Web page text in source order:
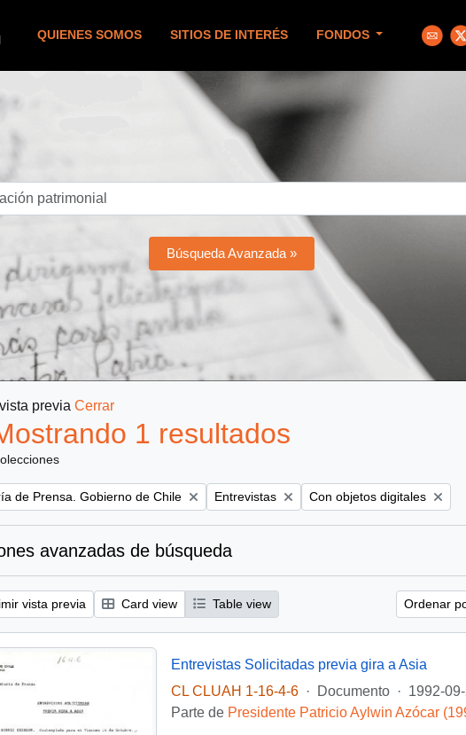
QUIENES SOMOS SITIOS DE INTERÉS FONDOS
Búsqueda Avanzada »
previa Cerrar
1 resultados
filter:de Prensa. Gobierno de Chile Remove filter:
Entrevistas Remove filter:
Con objetos digitales
avanzadas de búsqueda
vista previa Card view Table view Ordenar
Entrevistas Solicitadas previa gira a Asia
CL CLUAH 1-16-4-6
· Documento · 1992-
Parte de Presidente Patricio Aylwin Azócar